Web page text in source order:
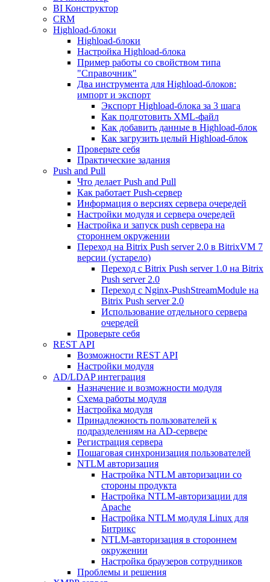
BI Конструктор
CRM
Highload-блоки
Highload-блоки
Настройка Highload-блока
Пример работы со свойством типа
"Справочник"
Два инструмента для Highload-блоков:
импорт и экспорт
Экспорт Highload-блока за 3 шага
Как подготовить XML-файл
Как добавить данные в Highload-блок
Как загрузить целый Highload-блок
Проверьте себя
Практические задания
Push and Pull
Что делает Push and Pull
Как работает Push-сервер
Информация о версиях сервера очередей
Настройки модуля и сервера очередей
Настройка и запуск push сервера на
стороннем окружении
Переход на Bitrix Push server 2.0 в BitrixVM 7
версии (устарело)
Переход с Bitrix Push server 1.0 на Bitrix
Push server 2.0
Переход с Nginx-PushStreamModule на
Bitrix Push server 2.0
Использование отдельного сервера
очередей
Проверьте себя
REST API
Возможности REST API
Настройки модуля
AD/LDAP интеграция
Назначение и возможности модуля
Схема работы модуля
Настройка модуля
Принадлежность пользователей к
подразделениям на AD-сервере
Регистрация сервера
Пошаговая синхронизация пользователей
NTLM авторизация
Настройка NTLM авторизации со
стороны продукта
Настройка NTLM-авторизации для
Apache
Настройка NTLM модуля Linux для
Битрикс
NTLM-авторизация в стороннем
окружении
Настройка браузеров сотрудников
Проблемы и решения